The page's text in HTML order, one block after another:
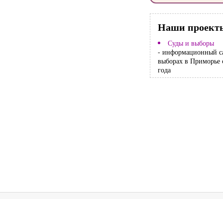
Наши
Суды и выборы
- информационный
выборах в Приморье
года